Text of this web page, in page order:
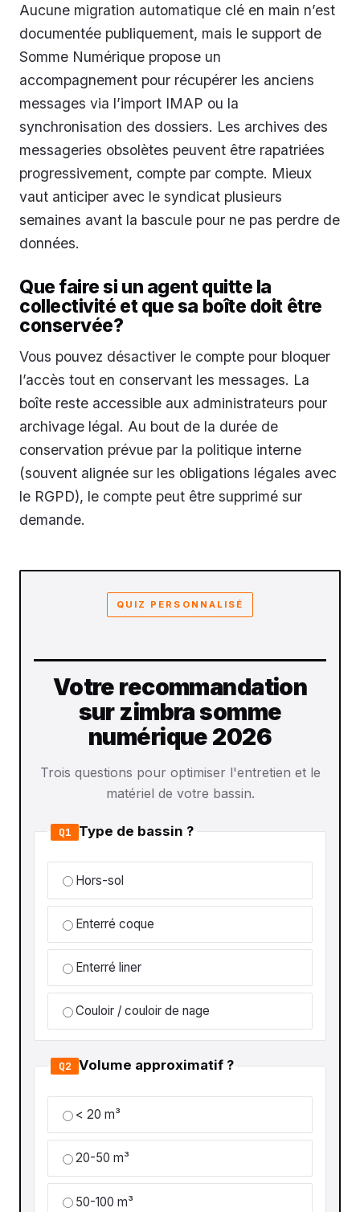
Aucune migration automatique clé en main n’est
documentée publiquement, mais le support de
Somme Numérique propose un
accompagnement pour récupérer les anciens
messages via l’import IMAP ou la
synchronisation des dossiers. Les archives des
messageries obsolètes peuvent être rapatriées
progressivement, compte par compte. Mieux
vaut anticiper avec le syndicat plusieurs
semaines avant la bascule pour ne pas perdre de
données.
Que faire si un agent quitte la
collectivité et que sa boîte doit être
conservée?
Vous pouvez désactiver le compte pour bloquer
l’accès tout en conservant les messages. La
boîte reste accessible aux administrateurs pour
archivage légal. Au bout de la durée de
conservation prévue par la politique interne
(souvent alignée sur les obligations légales avec
le RGPD), le compte peut être supprimé sur
demande.
QUIZ PERSONNALISÉ
Votre recommandation
sur zimbra somme
numérique 2026
Trois questions pour optimiser l'entretien et le
matériel de votre bassin.
Q1 Type de bassin ?
Hors-sol
Enterré coque
Enterré liner
Couloir / couloir de nage
Q2 Volume approximatif ?
< 20 m³
20-50 m³
50-100 m³